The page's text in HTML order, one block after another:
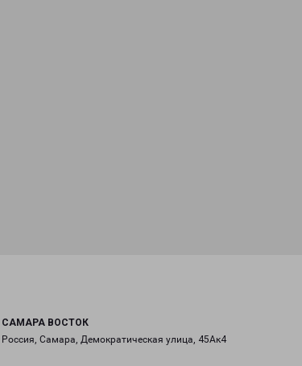
САМАРА ВОСТОК
Россия, Самара, Демократическая улица, 45Ак4